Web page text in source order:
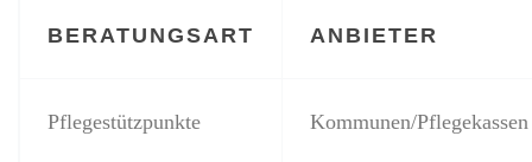
BERATUNGSART ANBIETER
Pflegestützpunkte Kommunen/Pflegekassen